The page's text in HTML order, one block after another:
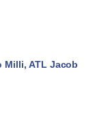
【新生活応援・
A577/第7世代
獲得】黒/白 モ
/ 27型 240Hz/2
ー パソコン モ
ラック
Milli, ATL Jacob